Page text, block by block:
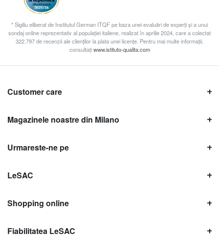
* Sigiliu eliberat de Institutul German ITQF pe baza unei evaluări de experți și a unui
sondaj online reprezentativ al populației italiene, realizat în aprilie 2024, care a colectat
322.797 de recenzii ale clienților la plata unei licențe. Pentru mai multe informații,
consultațiwww.istituto-qualita.com
Customer care
Magazinele noastre din Milano
Urmareste-ne pe
LeSAC
Shopping online
Fiabilitatea LeSAC